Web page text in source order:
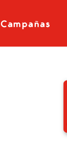
Campañas